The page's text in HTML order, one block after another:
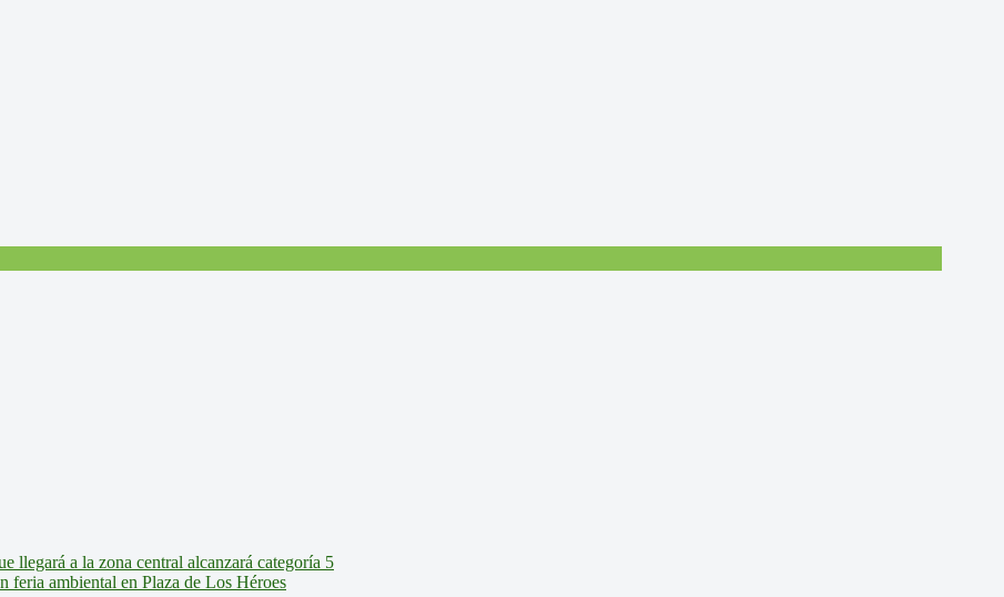
llegará a la zona central alcanzará categoría 5
feria ambiental en Plaza de Los Héroes